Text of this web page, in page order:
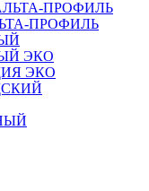
ПРОФИЛЬ
ЭКО
ЭКО